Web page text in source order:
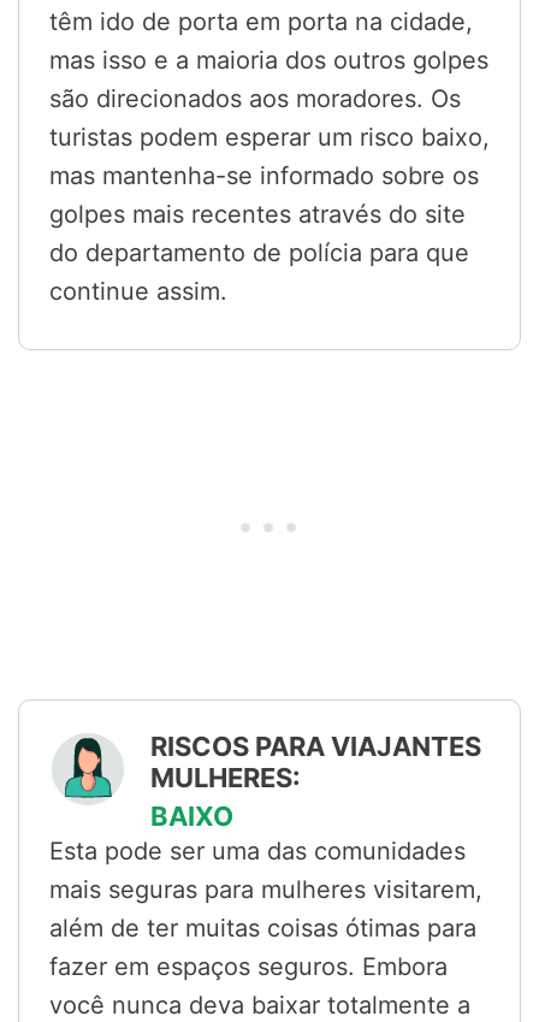
têm ido de porta em porta na cidade,
mas isso e a maioria dos outros golpes
são direcionados aos moradores. Os
turistas podem esperar um risco baixo,
mas mantenha-se informado sobre os
golpes mais recentes através do site
do departamento de polícia para que
continue assim.
RISCOS PARA VIAJANTES
MULHERES:
BAIXO
Esta pode ser uma das comunidades
mais seguras para mulheres visitarem,
além de ter muitas coisas ótimas para
fazer em espaços seguros. Embora
você nunca deva baixar totalmente a